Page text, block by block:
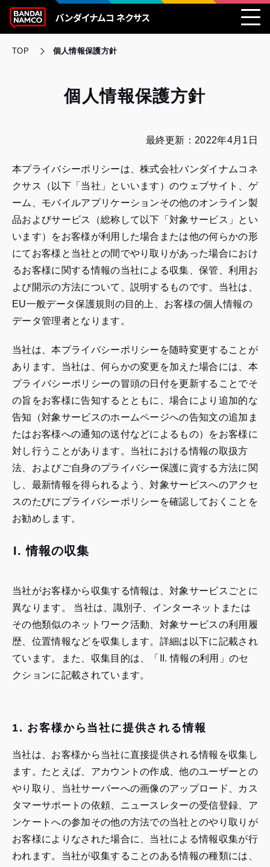
TOP 個人情報保護方針
個人情報保護方針
最終更新：2022年4月1日
本プライバシーポリシーは、株式会社バンダイナムコネ
クサス（以下「当社」といいます）のウェブサイト、ゲ
ーム、モバイルアプリケーションその他のオンライン製
品およびサービス（総称して以下「対象サービス」とい
います）をお客様が利用した場合または他の何らかの形
にてお客様と当社との間でやり取りがあった場合におけ
るお客様に関する情報の当社による収集、保管、利用お
よび開示の方法について、説明するものです。当社は、
EU一般データ保護規則の目的上、お客様の個人情報の
データ管理者となります。
当社は、本プライバシーポリシーを随時変更することが
あります。当社は、何らかの変更を加えた場合には、本
プライバシーポリシーの冒頭の日付を更新することでそ
の旨をお客様に告知するとともに、場合により追加的な
告知（対象サービスのホームページへの告知文の追加ま
たはお客様への通知の送付などによるもの）をお客様に
対し行うことがあります。当社における情報の取扱方
法、およびご自身のプライバシー保護に資する方法に関
し、最新情報を得られるよう、対象サービスへのアクセ
スのたびにプライバシーポリシーを確認しておくことを
お勧めします。
I. 情報の収集
当社がお客様から収集する情報は、対象サービスごとに
異なります。 当社は、識別子、インターネットまたは
その他類似のネットワーク活動、対象サービスの利用履
歴、位置情報などを収集します。詳細は以下に記載され
ています。また、収集目的は、「II. 情報の利用」のセ
クションに記載されています。
1. お客様から当社に提供される情報
当社は、お客様から当社に直接提供される情報を収集し
ます。たとえば、アカウントの作成、他のユーザーとの
やり取り、当社サーバーへの画像のアップロード、カス
タマーサポートの依頼、ニュースレターの受信登録、ア
ンケートへの参加その他の方法での当社とのやり取りが
お客様によりなされた場合に、当社による情報収集が行
われます。当社が収集することのある情報の種類には、